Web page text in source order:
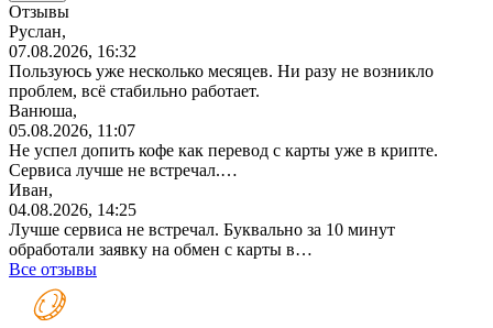
Отзывы
Руслан,
07.08.2026, 16:32
Пользуюсь уже несколько месяцев. Ни разу не возникло
проблем, всё стабильно работает.
Ванюша,
05.08.2026, 11:07
Не успел допить кофе как перевод с карты уже в крипте.
Сервиса лучше не встречал.…
Иван,
04.08.2026, 14:25
Лучше сервиса не встречал. Буквально за 10 минут
обработали заявку на обмен с карты в…
Все отзывы